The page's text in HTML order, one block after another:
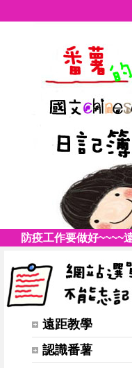
防疫工作要做好~~~~
遠距教學
認識番薯